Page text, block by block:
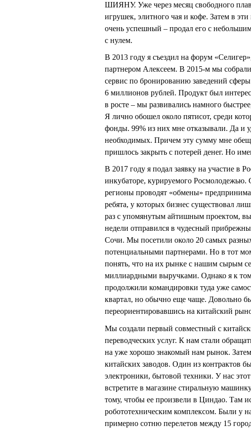
ШИЯНУ. Уже через месяц свободного
игрушек, элитного чая и кофе. Затем в
очень успешный – продал его с
с нулем.
В 2013 году я съездил на форум
партнером Алексеем. В 2015-м мы
сервис по бронированию заведений
6 миллионов рублей. Продукт был
в росте – мы развивались намного
Я лично обошел около пятисот, среди
фонды. 99% из них мне отказывали. Да и
необходимых. Причем эту сумму мне
пришлось закрыть с потерей денег. Но
В 2017 году я подал заявку на участие в
инкубаторе, курируемого Росмолодежью.
регионы проводят «обмены»
ребята, у которых бизнес существовал
раз с упомянутым айтишным проектом,
недели отправился в чудесный
Сочи. Мы посетили около 20 самых
потенциальными партнерами. Но в тот
понять, что на их рынке с нашим сырым
миллиардными выручками. Однако я к
продолжили командировки туда уже
квартал, но обычно еще чаще. Довольно
переориентировавшись на китайский
Мы создали первый совместный с
переводческих услуг. К нам стали
на уже хорошо знакомый нам рынок.
китайских заводов. Один из контрактов
электроники, бытовой техники. У нас
встретите в магазине стиральную
тому, чтобы ее произвели в Циндао. Там
робототехническим комплексом. Были у
примерно сотню перелетов между 15